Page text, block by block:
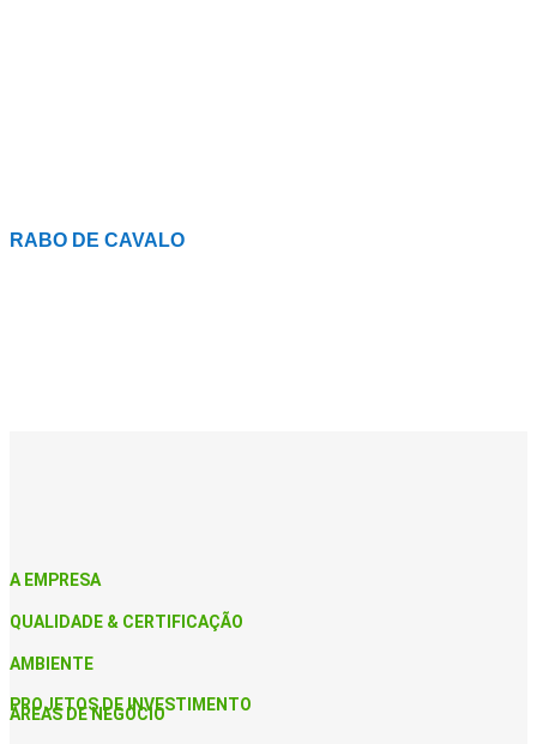
RABO DE CAVALO
A EMPRESA
QUALIDADE & CERTIFICAÇÃO
AMBIENTE
PROJETOS DE INVESTIMENTO
ÁREAS DE NEGÓCIO